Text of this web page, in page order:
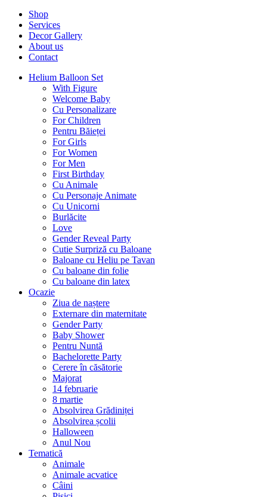
Shop
Services
Decor Gallery
About us
Contact
Helium Balloon Set
With Figure
Welcome Baby
Cu Personalizare
For Children
Pentru Băieței
For Girls
For Women
For Men
First Birthday
Cu Animale
Cu Personaje Animate
Cu Unicorni
Burlăcite
Love
Gender Reveal Party
Cutie Surpriză cu Baloane
Baloane cu Heliu pe Tavan
Cu baloane din folie
Cu baloane din latex
Ocazie
Ziua de naștere
Externare din maternitate
Gender Party
Baby Shower
Pentru Nuntă
Bachelorette Party
Cerere în căsătorie
Majorat
14 februarie
8 martie
Absolvirea Grădiniței
Absolvirea școlii
Halloween
Anul Nou
Tematică
Animale
Animale acvatice
Câini